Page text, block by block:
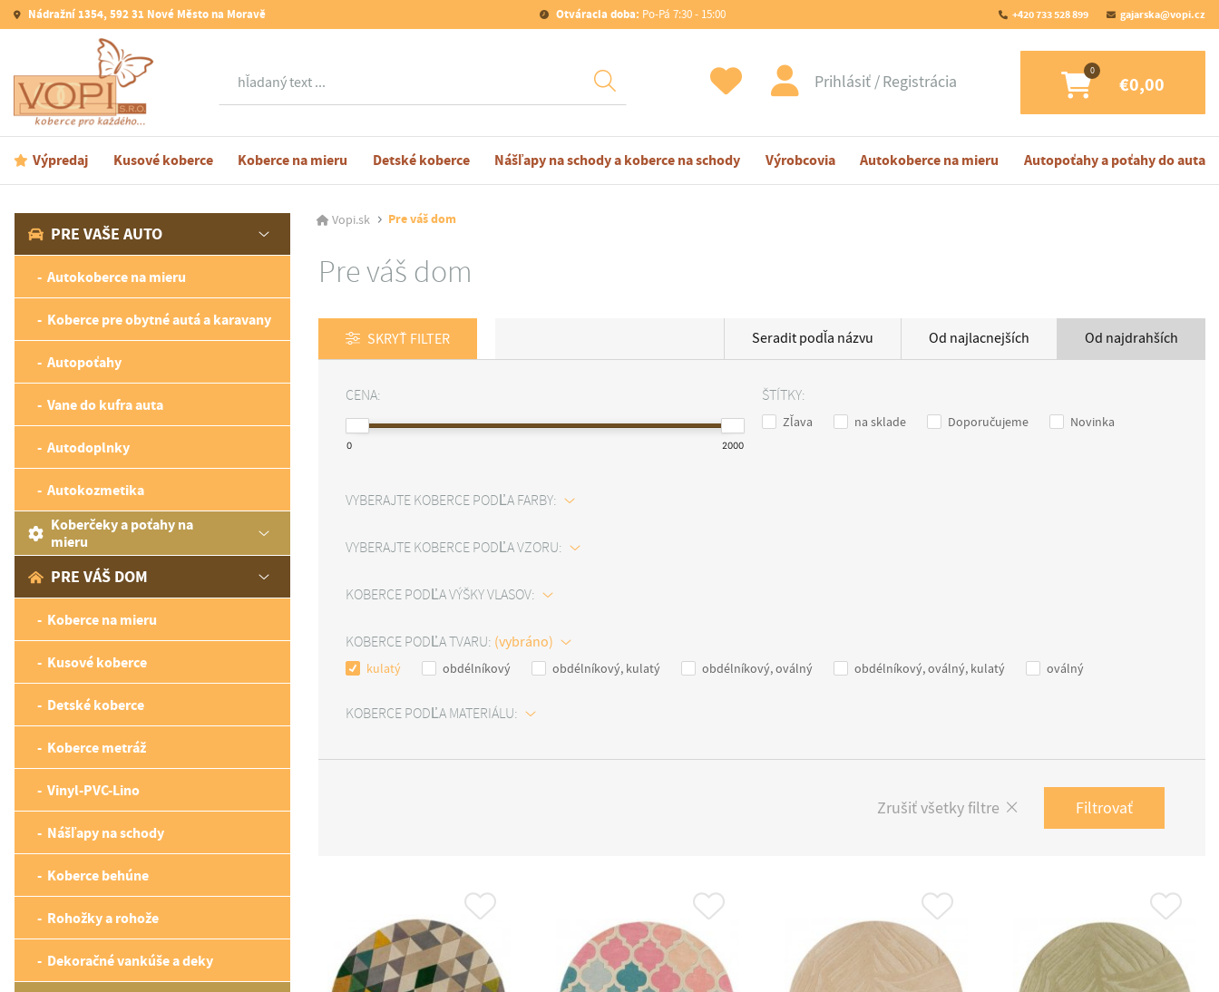
Nádražní 1354, 592 31 Nové Město na Moravě Otváracia doba: Po-Pá 7:30 - 15:00 +420 733 528 899 gajarska@vopi.cz
Hľadať
Prihlásiť Registrácia €0,00
Výpredaj Kusové koberce Koberce na mieru Detské koberce Nášľapy na schody a koberce na schody Výrobcovia Autokoberce na mieru Autopoťahy a poťahy do auta
PRE VAŠE AUTO
Autokoberce na mieru
Koberce pre obytné autá a karavany
Autopoťahy
Vane do kufra auta
Autodoplnky
Autokozmetika
Koberčeky a poťahy na
mieru
PRE VÁŠ DOM
Koberce na mieru
Kusové koberce
Detské koberce
Koberce metráž
Vinyl-PVC-Lino
Nášľapy na schody
Koberce behúne
Rohožky a rohože
Dekoračné vankúše a deky
Vopi.sk Pre váš dom
Pre váš dom
SKRYŤ FILTER Seradit podľa názvu Od najlacnejších Od najdrahších
CENA:
0 2000
ŠTÍTKY:
Zľava na sklade Doporučujeme Novinka
VYBERAJTE KOBERCE PODĽA FARBY:
VYBERAJTE KOBERCE PODĽA VZORU:
KOBERCE PODĽA VÝŠKY VLASOV:
KOBERCE PODĽA TVARU:
kulatý obdélníkový obdélníkový, kulatý obdélníkový, oválný obdélníkový, oválný, kulatý oválný
KOBERCE PODĽA MATERIÁLU:
Zrušiť všetky filtre Filtrovať